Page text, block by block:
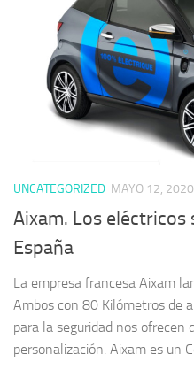
UNCATEGORIZED MAYO 12, 2020
Aixam. Los eléctricos
España
La empresa francesa Aixam
Ambos con 80 Kilómetros de
para la seguridad nos ofrecen
personalización. Aixam es un